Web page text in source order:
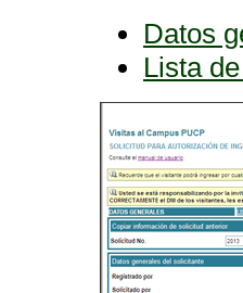
Datos
Lista